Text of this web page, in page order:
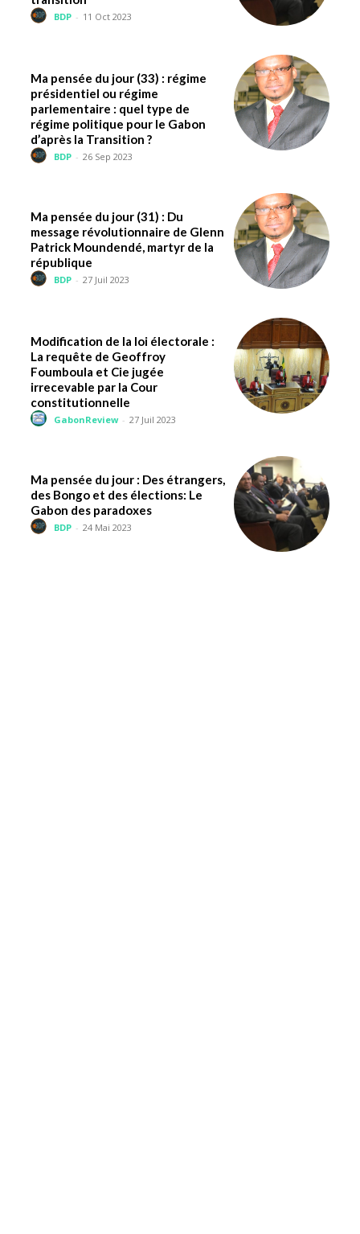
BDP - 11 Oct 2023
Ma pensée du jour (33) : régime
présidentiel ou régime
parlementaire : quel type de
régime politique pour le Gabon
d’après la Transition ?
BDP - 26 Sep 2023
Ma pensée du jour (31) : Du
message révolutionnaire de Glenn
Patrick Moundendé, martyr de la
république
BDP - 27 Juil 2023
Modification de la loi électorale :
La requête de Geoffroy
Foumboula et Cie jugée
irrecevable par la Cour
constitutionnelle
GabonReview - 27 Juil 2023
Ma pensée du jour : Des étrangers,
des Bongo et des élections: Le
Gabon des paradoxes
BDP - 24 Mai 2023